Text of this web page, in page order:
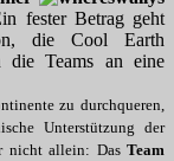
fester Betrag geht
die Cool Earth
die Teams an eine
zu durchqueren,
Unterstützung der
nicht allein: Das Team